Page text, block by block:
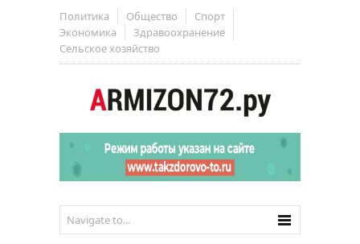
Политика Общество
Спорт
Экономика
Здравоохранение
Сельское хозяйство